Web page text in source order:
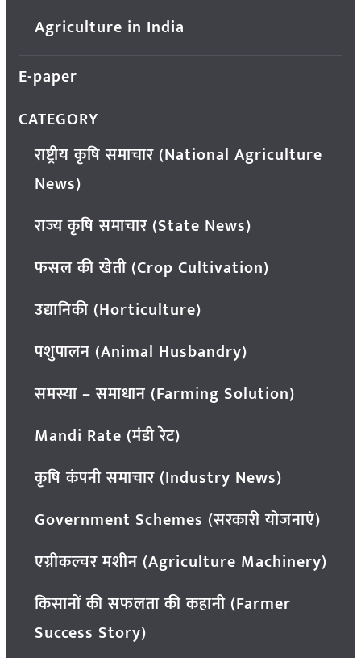
Agriculture in India
E-paper
CATEGORY
राष्ट्रीय कृषि समाचार (National Agriculture
News)
राज्य कृषि समाचार (State News)
फसल की खेती (Crop Cultivation)
उद्यानिकी (Horticulture)
पशुपालन (Animal Husbandry)
समस्या – समाधान (Farming Solution)
Mandi Rate (मंडी रेट)
कृषि कंपनी समाचार (Industry News)
Government Schemes (सरकारी योजनाएं)
एग्रीकल्चर मशीन (Agriculture Machinery)
किसानों की सफलता की कहानी (Farmer
Success Story)